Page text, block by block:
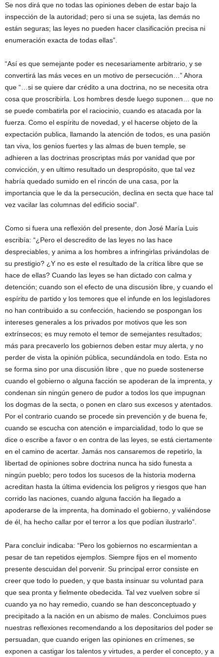
Se nos dirá que no todas las opiniones deben de estar bajo la
inspección de la autoridad; pero si una se sujeta, las demás no
están seguras; las leyes no pueden hacer clasificación precisa ni
enumeración exacta de todas ellas”.
“Así es que semejante poder es necesariamente arbitrario, y se
convertirá las más veces en un motivo de persecución…” Ahora
que “…si se quiere dar crédito a una doctrina, no se necesita otra
cosa que proscribirla. Los hombres desde luego suponen… que no
se puede combatirla por el raciocinio, cuando es atacada por la
fuerza. Como el espíritu de novedad, y el hacerse objeto de la
expectación publica, llamando la atención de todos, es una pasión
tan viva, los genios fuertes y las almas de buen temple, se
adhieren a las doctrinas proscriptas más por vanidad que por
convicción, y en ultimo resultado un despropósito, que tal vez
habría quedado sumido en el rincón de una casa, por la
importancia que le da la persecución, declina en secta que hace tal
vez vacilar las columnas del edificio social”.
Como si fuera una reflexión del presente, don José María Luis
escribía: “¿Pero el descredito de las leyes no las hace
despreciables, y anima a los hombres a infringirlas privándolas de
su prestigio? ¿Y no es este el resultado de la crítica libre que se
hace de ellas? Cuando las leyes se han dictado con calma y
detención; cuando son el efecto de una discusión libre, y cuando el
espíritu de partido y los temores que el infunde en los legisladores
no han contribuido a su confección, haciendo se pospongan los
intereses generales a los privados por motivos que les son
extrínsecos; es muy remoto el temor de semejantes resultados;
más para precaverlo los gobiernos deben estar muy alerta, y no
perder de vista la opinión pública, secundándola en todo. Esta no
se forma sino por una discusión libre , que no puede sostenerse
cuando el gobierno o alguna facción se apoderan de la imprenta, y
condenan sin ningún genero de pudor a todos los que impugnan
los dogmas de la secta, o ponen en claro sus excesos y atentados.
Por el contrario cuando se procede sin prevención y de buena fe,
cuando se escucha con atención e imparcialidad, todo lo que se
dice o escribe a favor o en contra de las leyes, se está ciertamente
en el camino de acertar. Jamás nos cansaremos de repetirlo, la
libertad de opiniones sobre doctrina nunca ha sido funesta a
ningún pueblo; pero todos los sucesos de la historia moderna
acreditan hasta la última evidencia los peligros y riesgos que han
corrido las naciones, cuando alguna facción ha llegado a
apoderarse de la imprenta, ha dominado el gobierno, y valiéndose
de él, ha hecho callar por el terror a los que podían ilustrarlo”.
Para concluir indicaba: “Pero los gobiernos no escarmientan a
pesar de tan repetidos ejemplos. Siempre fijos en el momento
presente descuidan del porvenir. Su principal error consiste en
creer que todo lo pueden, y que basta insinuar su voluntad para
que sea pronta y fielmente obedecida. Tal vez vuelven sobre sí
cuando ya no hay remedio, cuando se han desconceptuado y
precipitado a la nación en un abismo de males. Concluimos pues
nuestras reflexiones recomendando a los depositarios del poder se
persuadan, que cuando erigen las opiniones en crímenes, se
exponen a castigar los talentos y virtudes, a perder el concepto, y a